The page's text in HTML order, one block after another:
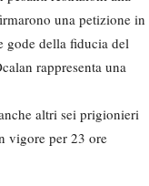
una petizione in
gode della fiducia del
rappresenta una
altri sei prigionieri
vigore per 23 ore